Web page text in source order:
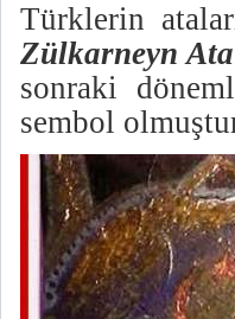
Türklerin
Zülkarneyn
sonraki
sembol